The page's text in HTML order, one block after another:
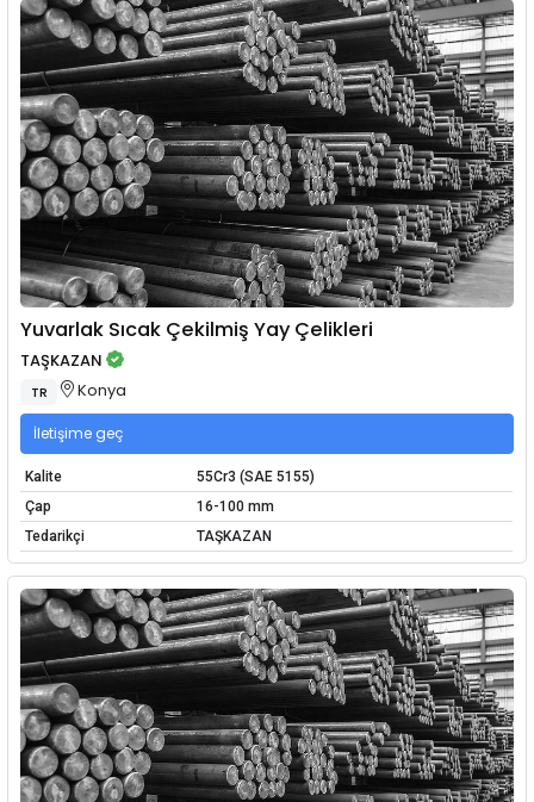
Yuvarlak Sıcak Çekilmiş Yay Çelikleri
TAŞKAZAN
TR Konya
İletişime geç
Kalite
55Cr3 (SAE 5155)
Çap
16-100 mm
Tedarikçi
TAŞKAZAN